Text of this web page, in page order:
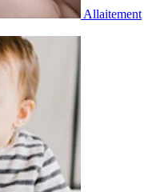
Allaitement